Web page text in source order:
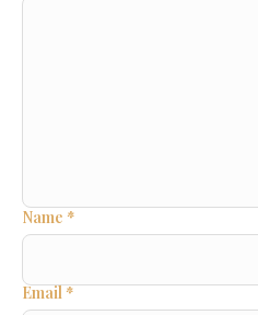
Name *
Email*